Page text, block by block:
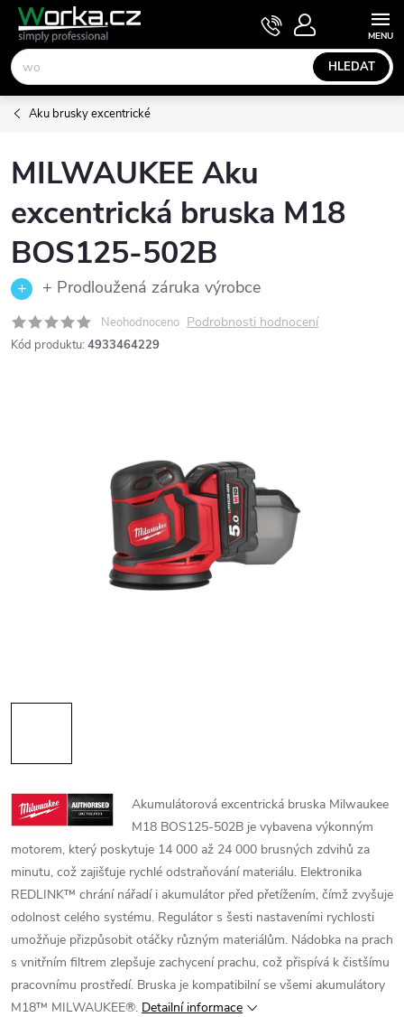
Přejít
obsah
HLEDAT
NÁKUPNÍ
KOŠÍK
Aku brusky excentrické
MILWAUKEE Aku
excentrická bruska M18
BOS125-502B
+ Prodloužená záruka výrobce
Neohodnoceno Podrobnosti hodnocení
Kód produktu: 4933464229
Akumulátorová excentrická bruska Milwaukee
M18 BOS125-502B je vybavena výkonným
motorem, který poskytuje 14 000 až 24 000 brusných zdvihů za
minutu, což zajišťuje rychlé odstraňování materiálu. Elektronika
REDLINK™ chrání nářadí i akumulátor před přetížením, čímž zvyšuje
odolnost celého systému. Regulátor s šesti nastaveními rychlosti
umožňuje přizpůsobit otáčky různým materiálům. Nádobka na prach
s vnitřním filtrem zlepšuje zachycení prachu, což přispívá k čistšímu
pracovnímu prostředí. Bruska je kompatibilní se všemi akumulátory
M18™ MILWAUKEE®. Detailní informace